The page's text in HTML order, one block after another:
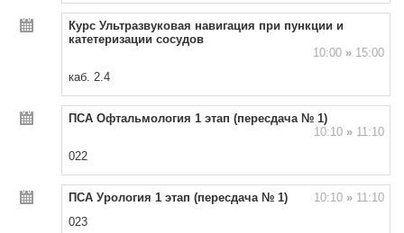
Курс Ультразвуковая навигация при пункции и
катетеризации сосудов
10:00 »15:00
каб. 2.4
ПСА Офтальмология 1 этап (пересдача № 1)
10:10 »11:10
022
ПСА Урология 1 этап (пересдача № 1) 10:10 »11:10
023